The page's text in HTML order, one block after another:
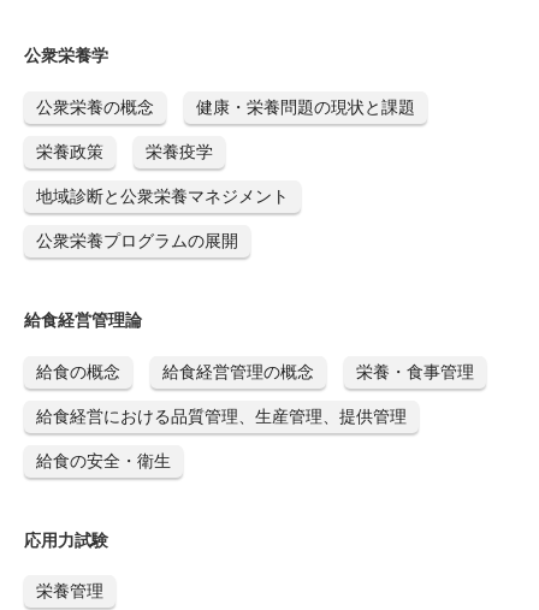
公衆栄養学
公衆栄養の概念 健康・栄養問題の現状と課題
栄養政策 栄養疫学
地域診断と公衆栄養マネジメント
公衆栄養プログラムの展開
給食経営管理論
給食の概念 給食経営管理の概念 栄養・食事管理
給食経営における品質管理、生産管理、提供管理
給食の安全・衛生
応用力試験
栄養管理